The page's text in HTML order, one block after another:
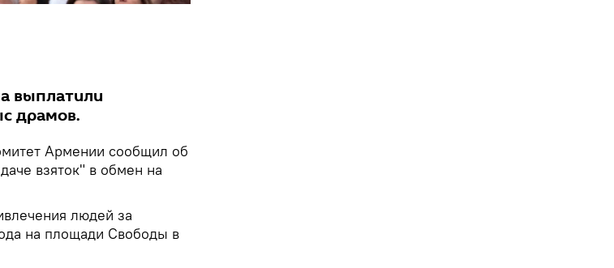
выплатили
драмов.
Армении сообщил об
взяток" в обмен на
людей за
на площади Свободы в